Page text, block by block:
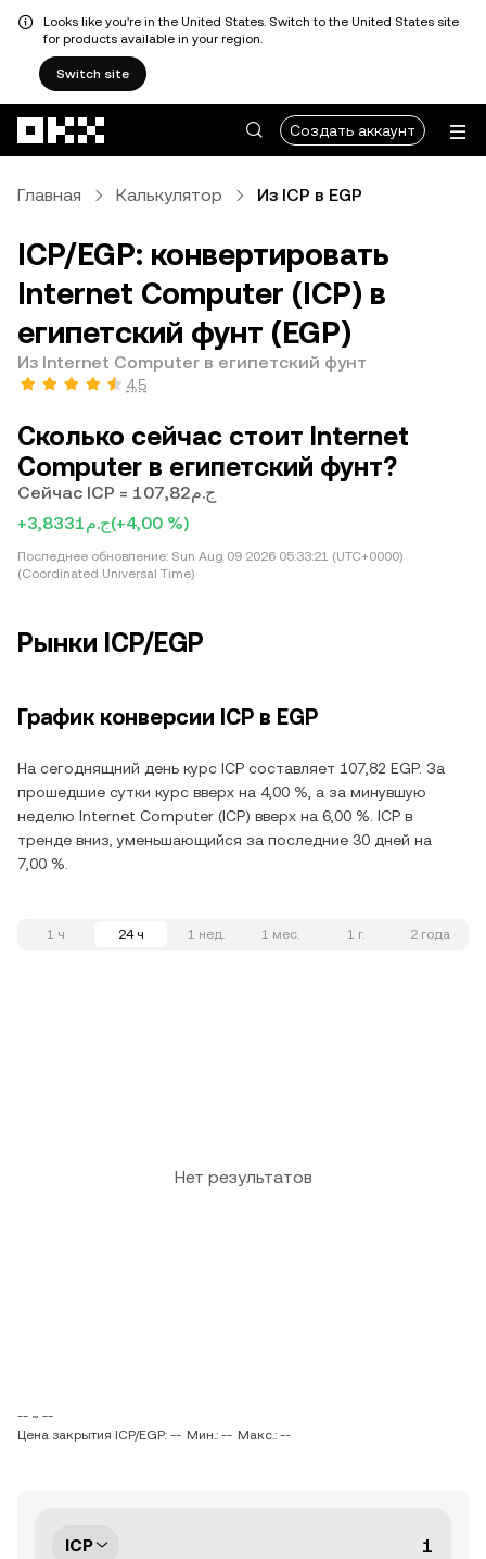
Looks like you're in the United States. Switch to the United States site
for products available in your region.
Switch site
Создать аккаунт
Главная Калькулятор Из ICP в EGP
ICP/EGP: конвертировать
Internet Computer (ICP) в
египетский фунт (EGP)
Из Internet Computer в египетский фунт
4,5
Сколько сейчас стоит Internet
Computer в египетский фунт?
Сейчас ICP = ج.م107,82
+ج.م3,8331(+4,00 %)
Последнее обновление: Sun Aug 09 2026 05:33:21 (UTC+0000)
(Coordinated Universal Time)
Рынки ICP/EGP
График конверсии ICP в EGP
На сегоднящний день курс ICP составляет 107,82 EGP. За
прошедшие сутки курс вверх на 4,00 %, а за минувшую
неделю Internet Computer (ICP) вверх на 6,00 %. ICP в
тренде вниз, уменьшающийся за последние 30 дней на
7,00 %.
1 ч 24 ч 1 нед. 1 мес. 1 г. 2 года
Нет результатов
-- ~ --
Цена закрытия ICP/EGP: -- Мин.: -- Макс.: --
ICP